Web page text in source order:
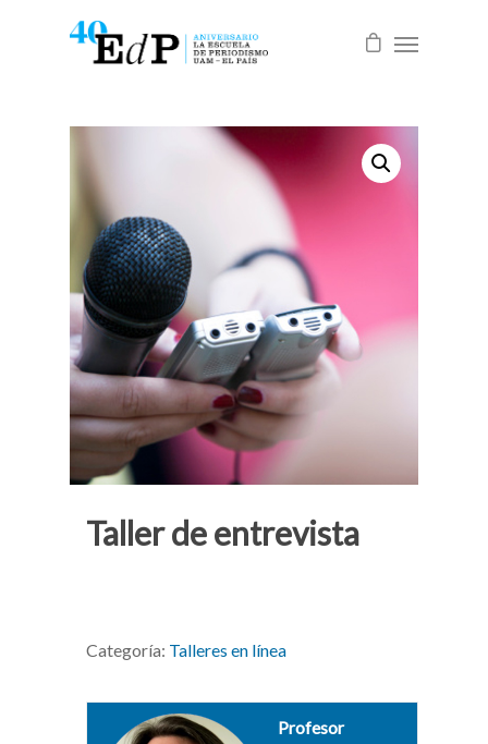
Taller de entrevista
Categoría: Talleres en línea
Profesor